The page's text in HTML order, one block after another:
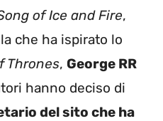
of Ice and Fire,
che ha ispirato lo
Thrones, George RR
hanno deciso di
del sito che ha